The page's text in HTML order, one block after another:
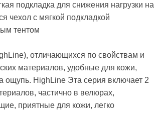
подкладка для снижения нагрузки на
чехол с мягкой подкладкой
тентом
отличающихся по свойствам и
материалов, удобные для кожи,
HighLine Эта серия включает 2
частично в велюрах,
приятные для кожи, легко